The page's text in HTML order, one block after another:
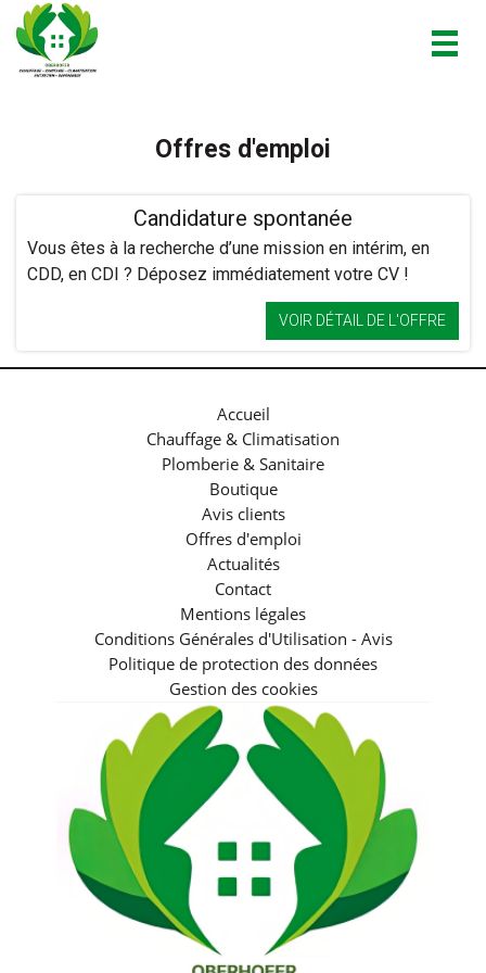
Offres d'emploi
Candidature spontanée
Vous êtes à la recherche d’une mission en intérim, en
CDD, en CDI ? Déposez immédiatement votre CV !
VOIR DÉTAIL DE L'OFFRE
Accueil
Chauffage & Climatisation
Plomberie & Sanitaire
Boutique
Avis clients
Offres d'emploi
Actualités
Contact
Mentions légales
Conditions Générales d'Utilisation - Avis
Politique de protection des données
Gestion des cookies